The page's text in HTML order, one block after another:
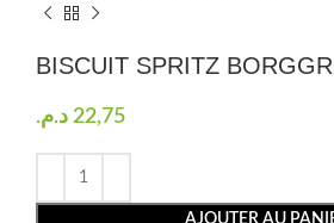
BISCUIT SPRITZ
22,75 د.م.
AJOUTER AU